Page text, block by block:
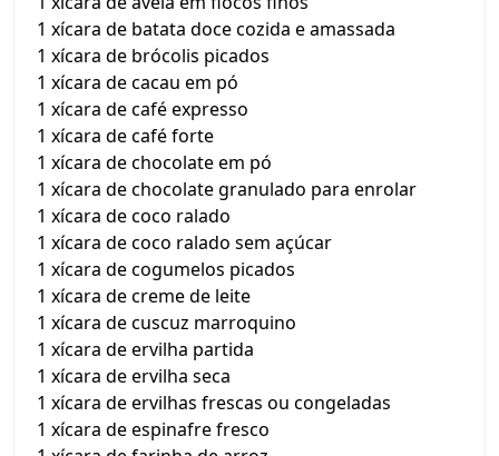
1 xícara de batata doce cozida e amassada
1 xícara de brócolis picados
1 xícara de cacau em pó
1 xícara de café expresso
1 xícara de café forte
1 xícara de chocolate em pó
1 xícara de chocolate granulado para enrolar
1 xícara de coco ralado
1 xícara de coco ralado sem açúcar
1 xícara de cogumelos picados
1 xícara de creme de leite
1 xícara de cuscuz marroquino
1 xícara de ervilha partida
1 xícara de ervilha seca
1 xícara de ervilhas frescas ou congeladas
1 xícara de espinafre fresco